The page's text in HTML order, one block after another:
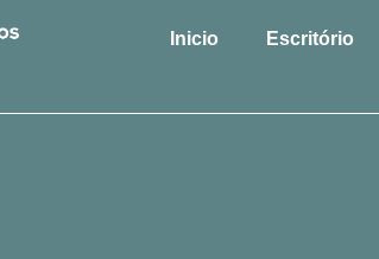
Inicio Escritório